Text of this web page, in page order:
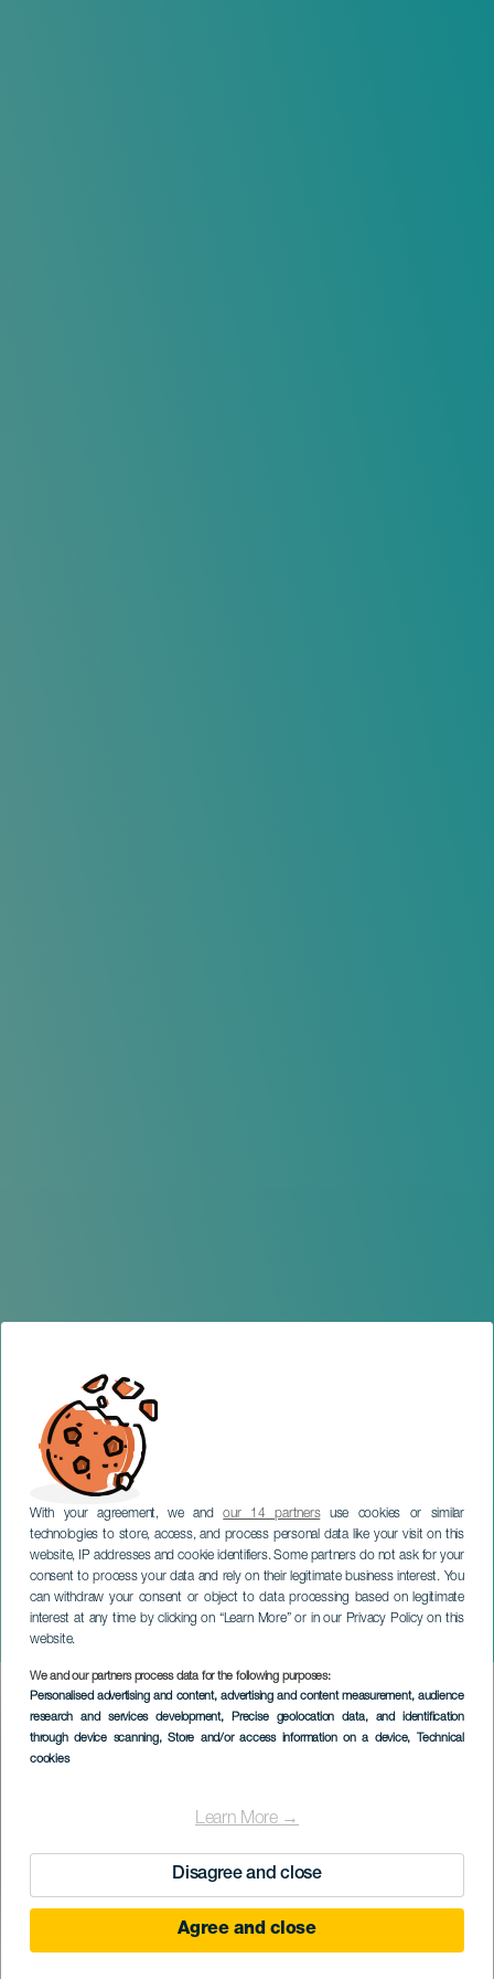
With your agreement, we andour 14 partnersuse cookies or similar
technologies to store, access, and process personal data like your visit on this
website, IP addresses and cookie identifiers. Some partners do not ask for your
consent to process your data and rely on their legitimate business interest. You
can withdraw your consent or object to data processing based on legitimate
interest at any time by clicking on “Learn More” or in our Privacy Policy on this
website.
We and our partners process data for the following purposes:
Personalised advertising and content, advertising and content measurement, audience
research and services development, Precise geolocation data, and identification
through device scanning, Store and/or access information on a device, Technical
cookies
Learn More →
Disagree and close
Agree and close
Los Finaos de Teguise
LANZAROTE
Imagen
Listado